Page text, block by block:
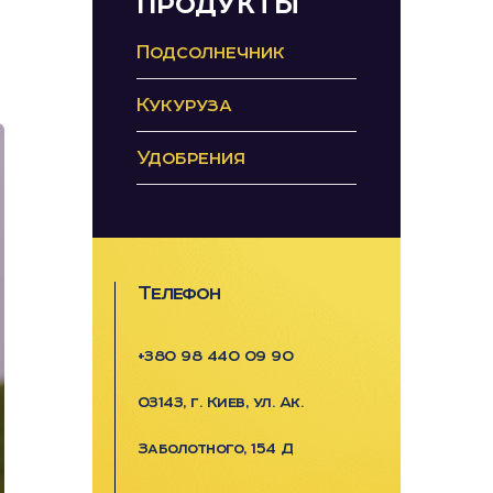
Подсолнечник
Кукуруза
Удобрения
Телефон
+380 98 440 09 90
03143, г. Киев, ул. Ак.
Заболотного, 154 Д